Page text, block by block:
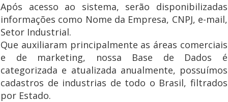
Após acesso ao sistema, serão disponibilizadas
informações como Nome da Empresa, CNPJ, e-mail,
Setor Industrial.
Que auxiliaram principalmente as áreas comerciais
e de marketing, nossa Base de Dados é
categorizada e atualizada anualmente, possuímos
cadastros de industrias de todo o Brasil, filtrados
por Estado.